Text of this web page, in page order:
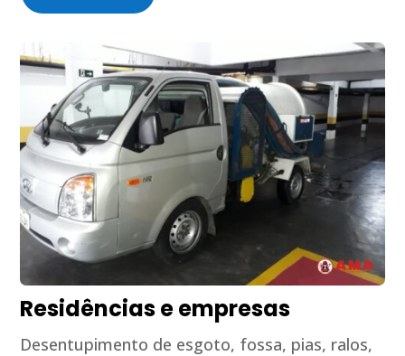
Residências e empresas
Desentupimento de esgoto, fossa, pias, ralos,